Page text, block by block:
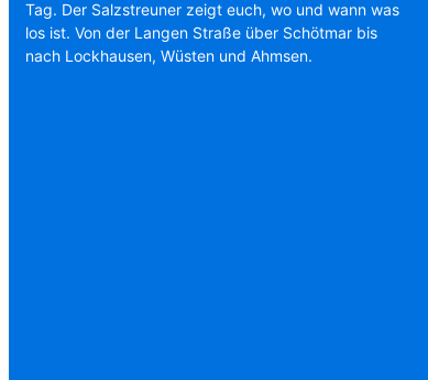
Tag. Der Salzstreuner zeigt euch, wo und wann was
los ist. Von der Langen Straße über Schötmar bis
nach Lockhausen, Wüsten und Ahmsen.